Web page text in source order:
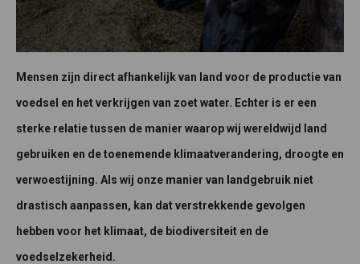
Mensen zijn direct afhankelijk van land voor de productie van
voedsel en het verkrijgen van zoet water. Echter is er een
sterke relatie tussen de manier waarop wij wereldwijd land
gebruiken en de toenemende klimaatverandering, droogte en
verwoestijning. Als wij onze manier van landgebruik niet
drastisch aanpassen, kan dat verstrekkende gevolgen
hebben voor het klimaat, de biodiversiteit en de
voedselzekerheid.